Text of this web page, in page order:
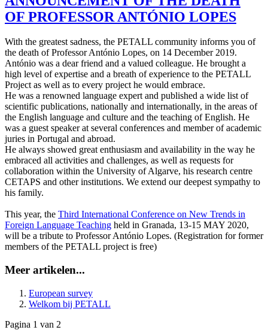
OF PROFESSOR ANTÓNIO LOPES
With the greatest sadness, the PETALL community informs you of
the death of Professor António Lopes, on 14 December 2019.
António was a dear friend and a valued colleague. He brought a
high level of expertise and a breath of experience to the PETALL
Project as well as to every project he would embrace.
He was a renowned language expert and published a wide list of
scientific publications, nationally and internationally, in the areas of
the English language and culture and the teaching of English. He
was a guest speaker at several conferences and member of academic
juries in Portugal and abroad.
He always showed great enthusiasm and availability in the way he
embraced all activities and challenges, as well as requests for
collaboration within the University of Algarve, his research centre
CETAPS and other institutions. We extend our deepest sympathy to
his family.
This year, the Third International Conference on New Trends in
Foreign Language Teaching held in Granada, 13-15 MAY 2020,
will be a tribute to Professor António Lopes. (Registration for former
members of the PETALL project is free)
Meer artikelen...
European survey
Welkom bij PETALL
Pagina 1 van 2